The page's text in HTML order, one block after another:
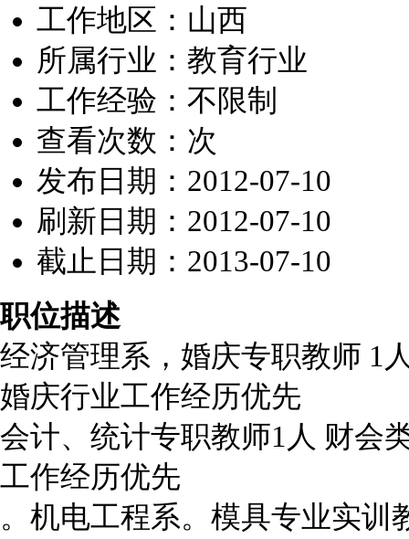
工作地区：山西
所属行业：教育行业
工作经验：不限制
查看次数： 次
发布日期：2012-07-10
刷新日期：2012-07-10
截止日期：2013-07-10
职位描述
经济管理系，婚庆专职教师 1
婚庆行业工作经历优先
会计、统计专职教师1人 财会
工作经历优先
。机电工程系。模具专业实训